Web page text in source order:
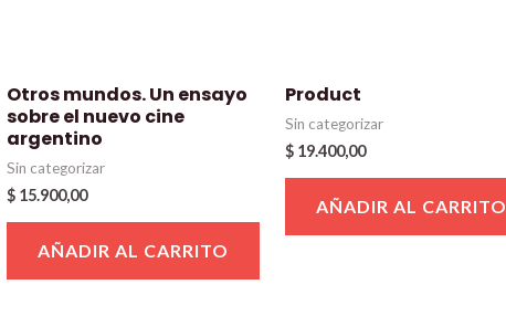
Otros mundos. Un ensayo
sobre el nuevo cine
argentino
Sin categorizar
$ 15.900,00
AÑADIR AL CARRITO
Product
Sin categorizar
$ 19.400,00
AÑADIR AL CARRITO